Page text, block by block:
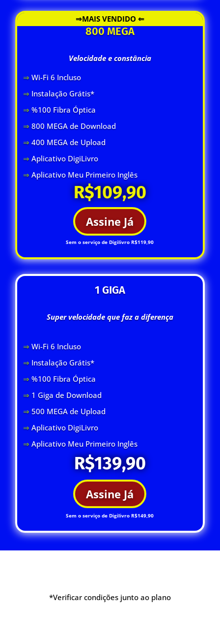
⇒MAIS VENDIDO ⇐
800 MEGA
Velocidade e constância
⇒ Wi-Fi 6 Incluso
⇒ Instalação Grátis*
⇒ %100 Fibra Óptica
⇒ 800 MEGA de Download
⇒400 MEGA de Upload
⇒Aplicativo DigiLivro
⇒Aplicativo Meu Primeiro Inglês
R$109,90
Assine Já
Sem o serviço de Digilivro R$119,90
1 GIGA
Super velocidade que faz a diferença
⇒ Wi-Fi 6 Incluso
⇒ Instalação Grátis*
⇒ %100 Fibra Óptica
⇒ 1 Giga de Download
⇒ 500 MEGA de Upload
⇒Aplicativo DigiLivro
⇒Aplicativo Meu Primeiro Inglês
R$139,90
Assine Já
Sem o serviço de Digilivro R$149,90
*Verificar condições junto ao plano